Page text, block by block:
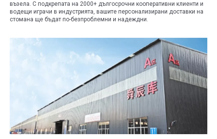
възела. С подкрепата на 2000+ дългосрочни кооперативни клиенти и
водещи играчи в индустрията, вашите персонализирани доставки на
стомана ще бъдат по-безпроблемни и надеждни.